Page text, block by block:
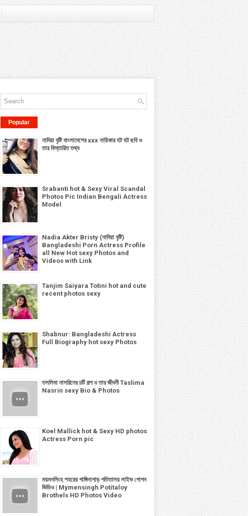
Popular
নাদিয়া বৃষ্টি বাংলাদেশের xxx নায়িকার হট হট ছবি ও
তার বিস্তারিত তথ্য
Srabanti hot & Sexy Viral Scandal
Photos Pic Indian Bengali Actress
Model
Nadia Akter Bristy (নাদিয়া বৃষ্টি)
Bangladeshi Porn Actress Profile
all New Hot sexy Photos and
Videos with Link
Tanjim Saiyara Totini hot and cute
recent photos sexy
Shabnur: Bangladeshi Actress
Full Biography hot sexy Photos
তসলিমা নাসরিনের চটি গল্প ও তার জীবনী Taslima
Nasrin sexy Bio & Photos
Koel Mallick hot & Sexy HD photos
Actress Porn pic
ময়মনসিংহ শহরের গাঙ্গিনাপাড় পতিতালয় লাইভ গোপন
ভিডিও | Mymensingh Potitaloy
Brothels HD Photos Video